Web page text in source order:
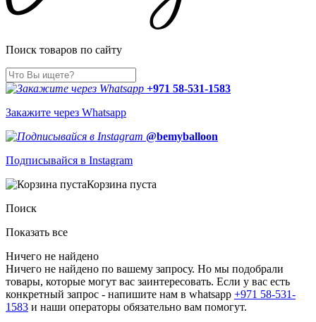
Поиск товаров по сайту
+971 58-531-1583
Закажите через Whatsapp
@bemyballoon
Подписывайся в Instagram
Корзина пуста
Поиск
Показать все
Ничего не найдено
Ничего не найдено по вашему запросу. Но мы подобрали
товары, которые могут вас заинтересовать. Если у вас есть
конкретный запрос - напишите нам в whatsapp +971 58-531-
1583 и наши операторы обязательно вам помогут.